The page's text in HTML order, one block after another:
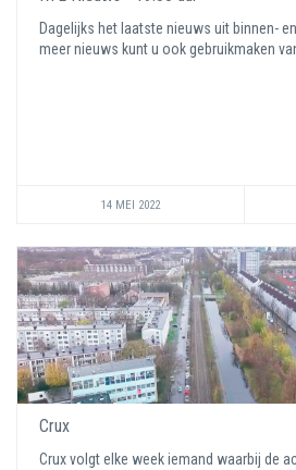
Dagelijks het laatste nieuws uit binnen-
meer nieuws kunt u ook gebruikmaken
14 MEI 2022
Crux
Crux volgt elke week iemand waarbij de